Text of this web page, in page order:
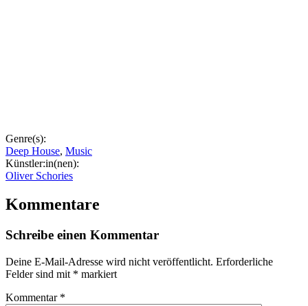
Genre(s):
Deep House, Music
Künstler:in(nen):
Oliver Schories
Kommentare
Schreibe einen Kommentar
Deine E-Mail-Adresse wird nicht veröffentlicht. Erforderliche
Felder sind mit * markiert
Kommentar *